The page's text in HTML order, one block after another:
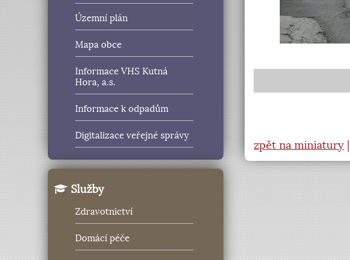
Územní plán
Mapa obce
Informace VHS Kutná
Hora, a.s.
Informace k odpadům
Digitalizace veřejné správy
Služby
Zdravotnictví
Domácí péče
zpět na miniatury